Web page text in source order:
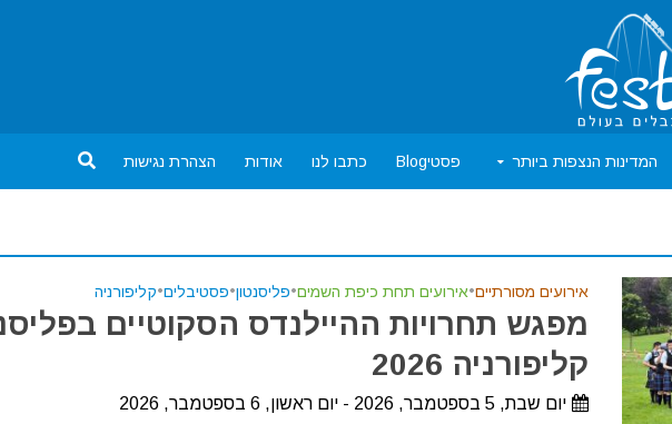
המדינות הנצפות ביותר פסטיBlog כתבו לנו אודות הצהרת נגישות
אירועים מסורתיים•אירועים תחת כיפת השמים•פליסנטון•פסטיבלים•קליפורניה
מפגש תחרויות ההיילנדס הסקוטיים
קליפורניה 2026
יום שבת, 5 בספטמבר, 2026 - יום ראשון, 6 בספטמבר, 2026